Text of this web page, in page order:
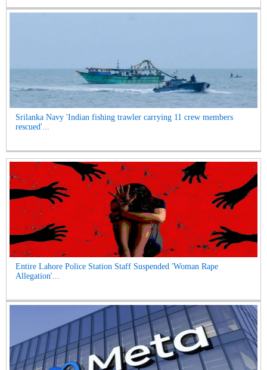
Srilanka Navy 'Indian fishing trawler carrying 11 crew members
rescued'...
Entire Lahore Police Station Staff Suspended 'Woman Rape
Allegation'...